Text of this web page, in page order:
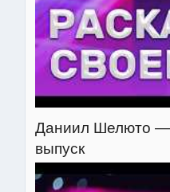
Даниил Шелюто —
выпуск